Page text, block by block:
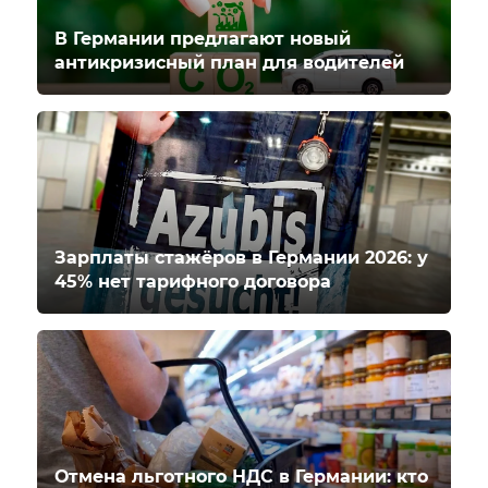
В Германии предлагают новый
антикризисный план для водителей
Зарплаты стажёров в Германии 2026: у
45% нет тарифного договора
Отмена льготного НДС в Германии: кто